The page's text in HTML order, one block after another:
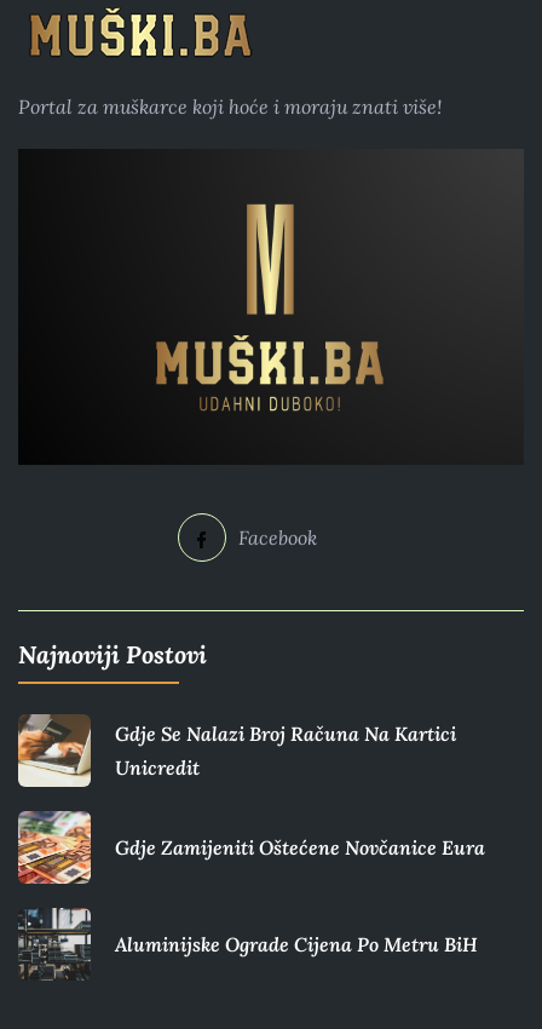
Portal za muškarce koji hoće i moraju znati više!
Facebook
Najnoviji Postovi
Gdje Se Nalazi Broj Računa Na Kartici
Unicredit
Gdje Zamijeniti Oštećene Novčanice Eura​
Aluminijske Ograde Cijena Po Metru BiH